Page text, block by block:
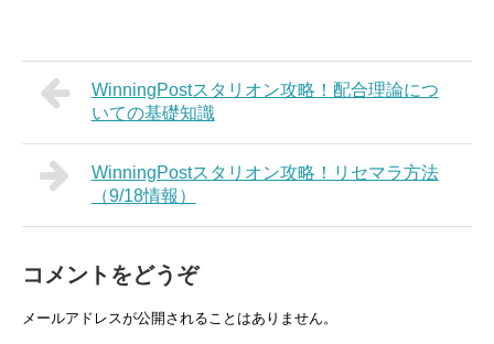
WinningPostスタリオン攻略！配合理論につ
いての基礎知識
WinningPostスタリオン攻略！リセマラ方法
（9/18情報）
コメントをどうぞ
メールアドレスが公開されることはありません。